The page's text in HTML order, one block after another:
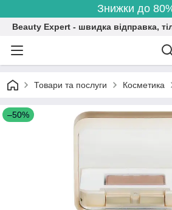
Знижки до
Beauty Expert - швидка відправка,
Товари та послуги Косметика
–50%